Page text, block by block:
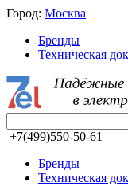
Город: Москва
Бренды
Техническая
+7(499)550-50-61
Бренды
Техническая